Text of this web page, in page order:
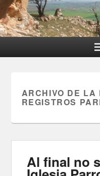
ARCHIVO DE LA
REGISTROS
Al final no